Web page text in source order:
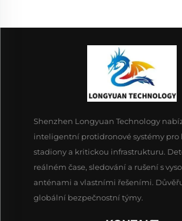
Shenzhen Longyuan Technology
inteligentní protidronové systémy pro
stadiony a kritickou infrastrukturu.
reálném čase, sledování a rušení s
anténami a vlastními řešeními.
globální bezpečnostní týmy.